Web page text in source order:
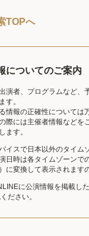
TOPへ
についてのご案内
演者、プログラムなど、
す。
情報の正確性については
際には主催者情報などを
ます。
イスで日本以外のタイム
日時は各タイムゾーンで
に変換して表示されます
に公演情報を掲載した
ださい。